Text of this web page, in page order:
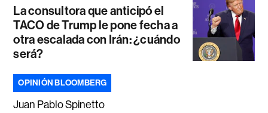
La consultora que anticipó el
TACO de Trump le pone fecha a
otra escalada con Irán: ¿cuándo
será?
OPINIÓN BLOOMBERG
Juan Pablo Spinetto